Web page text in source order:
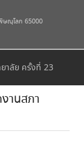
ษณุโลก 65000
าลัย ครั้งที่ 23
านสภา